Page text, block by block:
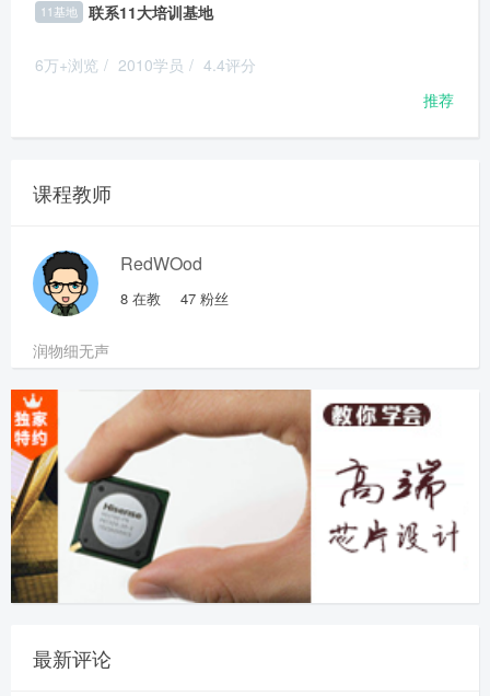
11基地 联系11大培训基地
6万+浏览 / 2010学员 / 4.4评分
推荐
课程教师
RedWOod
8 在教 47 粉丝
润物细无声
最新评论